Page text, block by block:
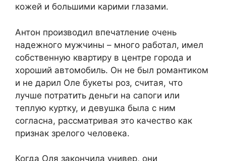
кожей и большими карими глазами.
Антон производил впечатление очень
надежного мужчины – много работал, имел
собственную квартиру в центре города и
хороший автомобиль. Он не был романтиком
и не дарил Оле букеты роз, считая, что
лучше потратить деньги на сапоги или
теплую куртку, и девушка была с ним
согласна, рассматривая это качество как
признак зрелого человека.
Когда Оля закончила универ, они